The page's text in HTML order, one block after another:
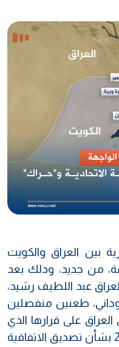
بين العراق والكويت
إلى الواجهة، من جديد، وذلك بعد
عبد اللطيف رشيد،
طعنين منفصلين
العراق على قرارها الذي
أبطل القانون رقم 42 لسنة 2013 بشأن تصديق الاتفاقية